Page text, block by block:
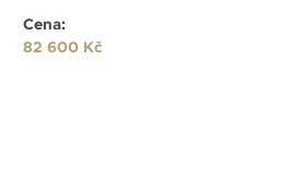
Cena:
82 600 Kč